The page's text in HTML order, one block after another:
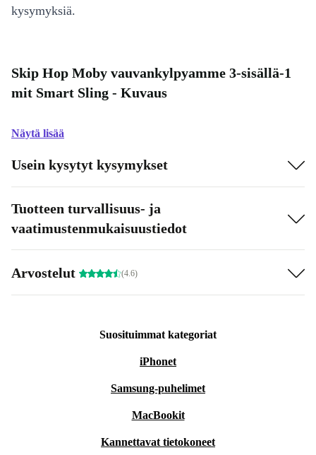
kysymyksiä.
Skip Hop Moby vauvankylpyamme 3-sisällä-1
mit Smart Sling - Kuvaus
Näytä lisää
Usein kysytyt kysymykset
Tuotteen turvallisuus- ja
vaatimustenmukaisuustiedot
Arvostelut (4.6)
Suosituimmat kategoriat
iPhonet
Samsung-puhelimet
MacBookit
Kannettavat tietokoneet